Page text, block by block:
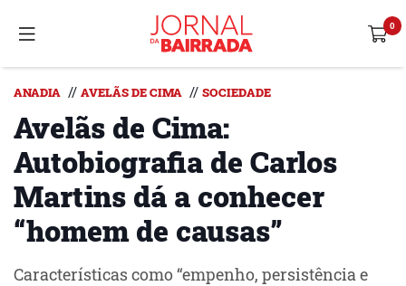
ANADIA // AVELÃS DE CIMA // SOCIEDADE
Avelãs de Cima:
Autobiografia de Carlos
Martins dá a conhecer
“homem de causas”
Características como “empenho, persistência e